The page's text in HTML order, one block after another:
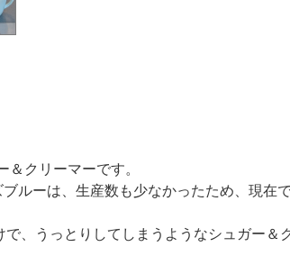
クリーマーです。
ルーは、生産数も少なかったため、現在
、うっとりしてしまうようなシュガー＆